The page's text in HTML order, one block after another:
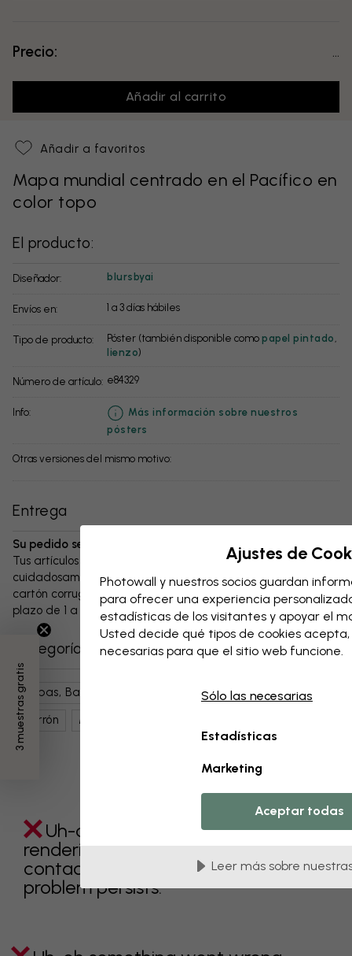
Precio:
Añadir al carrito
Añadir a favoritos
Mapa mundial centrado en el Pacífico en
color topo
El producto:
Diseñador: blursbyai
Envíos en: 1 a 3 días hábiles
Tipo de producto: Póster (también disponible como papel pintado
lienzo)
Número de artículo: e84329
info:
Más información sobre nuestros
pósters
Otras versiones del mismo motivo:
Entrega
Su pedido se enviará en el plazo de 1 a 3 días:
Tus artículos y cualquier accesorio se embalan
cuidadosamente y se entregan protegidos en una caja de
cartón corrugado resistente. El paquete se enviará en un
plazo de 1 a 3 días, siempre con gastos de envío gratuitos.
Categorías relacionadas
Mapas, Banderas Y Lugares
Mapas Del Mundo
Marrón
Mapas
Uh-oh something went wrong
rendering this component. Please
contact customer support if the
problem persists.
3 muestras gratis
Ajustes de
Photowall y nuestros socios guardan
para ofrecer una experiencia
estadísticas de los visitantes y apoyar el
Usted decide qué tipos de cookies
necesarias para que el sitio web funcione.
Sólo las necesarias
Estadísticas
Marketing
Aceptar todas
Leer más sobre